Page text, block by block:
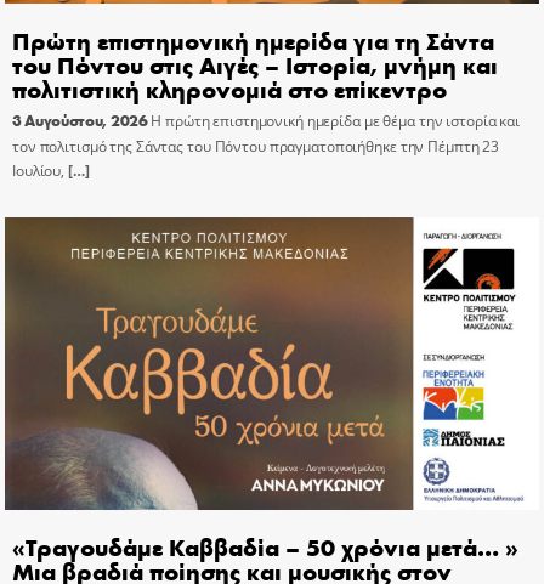
Πρώτη επιστημονική ημερίδα για τη Σάντα
του Πόντου στις Αιγές – Ιστορία, μνήμη και
πολιτιστική κληρονομιά στο επίκεντρο
3 Αυγούστου, 2026 Η πρώτη επιστημονική ημερίδα με θέμα την ιστορία και
τον πολιτισμό της Σάντας του Πόντου πραγματοποιήθηκε την Πέμπτη 23
Ιουλίου, […]
«Τραγουδάμε Καββαδία – 50 χρόνια μετά… »
Μια βραδιά ποίησης και μουσικής στον